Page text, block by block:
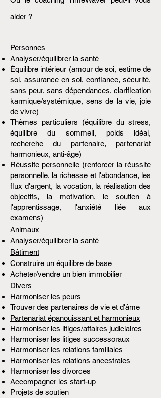
aider ?
Personnes
Analyser/équilibrer la santé
Équilibre intérieur (amour de soi, estime de
soi, assurance en soi, confiance, sécurité,
sans peur, sans dépendances, clarification
karmique/systémique, sens de la vie, joie
de vivre)
Thèmes particuliers (équilibre du stress,
équilibre du sommeil, poids idéal,
recherche du partenaire, partenariat
harmonieux, anti-âge)
Réussite personnelle (renforcer la réussite
personnelle, la richesse et l'abondance, les
flux d'argent, la vocation, la réalisation des
objectifs, la motivation, le soutien à
l'apprentissage, l'anxiété liée aux
examens)
Animaux
Analyser/équilibrer la santé
Bâtiment
Construire un équilibre de base
Acheter/vendre un bien immobilier
Divers
Harmoniser les peurs
Trouver des partenaires de vie et d'âme
Partenariat épanouissant et harmonieux
Harmoniser les litiges/affaires judiciaires
Harmoniser les litiges successoraux
Harmoniser les relations familiales
Harmoniser les relations ancestrales
Harmoniser les divorces
Accompagner les start-up
Projets de soutien